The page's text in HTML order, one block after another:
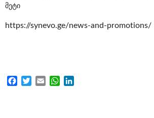
მეტი
https://synevo.ge/news-and-promotions/
FacebookTwitter
Email WhatsApp